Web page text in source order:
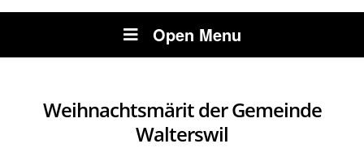
Open Menu
Weihnachtsmärit der Gemeinde
Walterswil